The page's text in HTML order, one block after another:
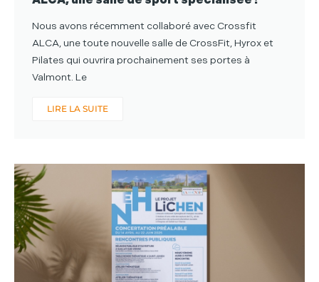
Nous avons récemment collaboré avec Crossfit
ALCA, une toute nouvelle salle de CrossFit, Hyrox et
Pilates qui ouvrira prochainement ses portes à
Valmont. Le
LIRE LA SUITE